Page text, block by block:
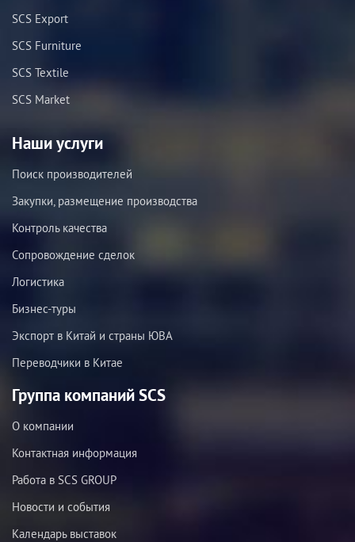
SCS Export
SCS Furniture
SCS Textile
SCS Market
Наши услуги
Поиск производителей
Закупки, размещение производства
Контроль качества
Сопровождение сделок
Логистика
Бизнес-туры
Экспорт в Китай и страны ЮВА
Переводчики в Китае
Группа компаний SCS
О компании
Контактная информация
Работа в SCS GROUP
Новости и события
Календарь выставок